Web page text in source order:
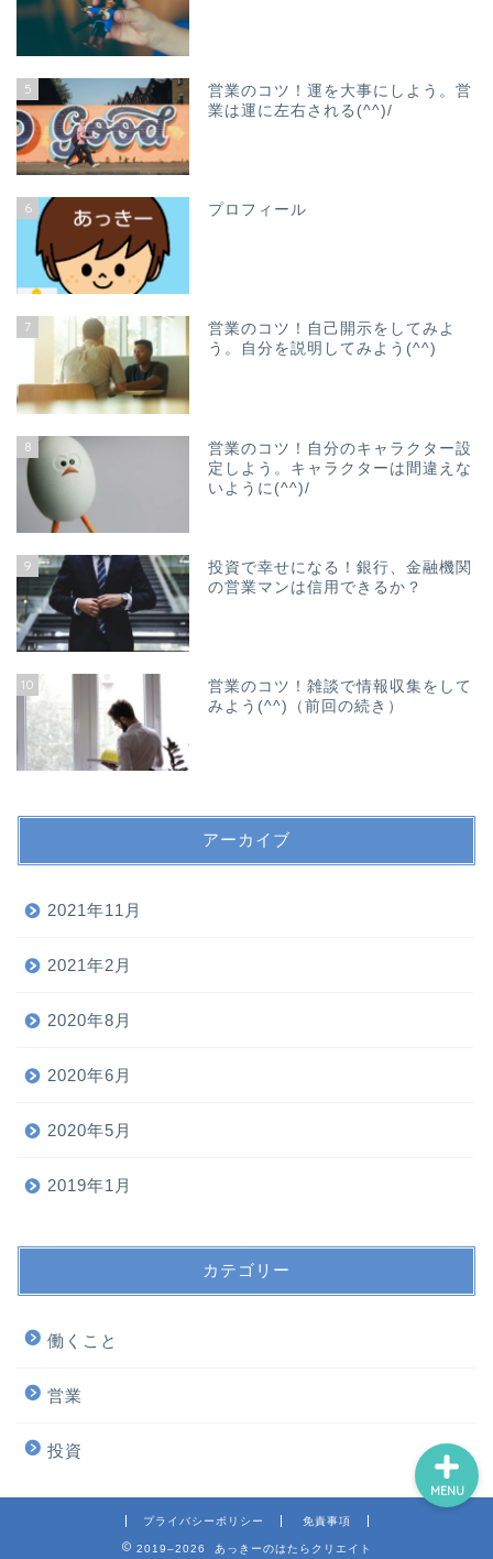
5
営業のコツ！運を大事にしよう。営
業は運に左右される(^^)/
6 プロフィール
7
営業のコツ！自己開示をしてみよ
う。自分を説明してみよう(^^)
8
営業のコツ！自分のキャラクター設
定しよう。キャラクターは間違えな
いように(^^)/
9
投資で幸せになる！銀行、金融機関
の営業マンは信用できるか？
10
営業のコツ！雑談で情報収集をして
みよう(^^)（前回の続き）
アーカイブ
2021年11月
2021年2月
2020年8月
2020年6月
2020年5月
2019年1月
カテゴリー
働くこと
営業
投資
プライバシーポリシー 免責事項
2019–2026 あっきーのはたらクリエイト
MENU